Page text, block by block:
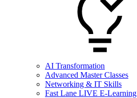
AI Transformation
Advanced Master Classes
Networking & IT Skills
Fast Lane LIVE E-Learning